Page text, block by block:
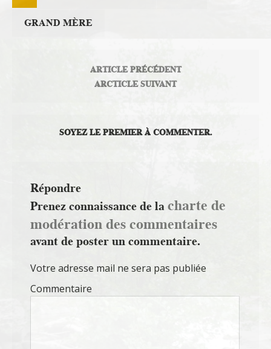
GRAND MÈRE
ARTICLE PRÉCÉDENT
ARCTICLE SUIVANT
SOYEZ LE PREMIER À COMMENTER.
Répondre
Prenez connaissance de lacharte de
modération des commentaires
avant de poster un commentaire.
Votre adresse mail ne sera pas publiée
Commentaire